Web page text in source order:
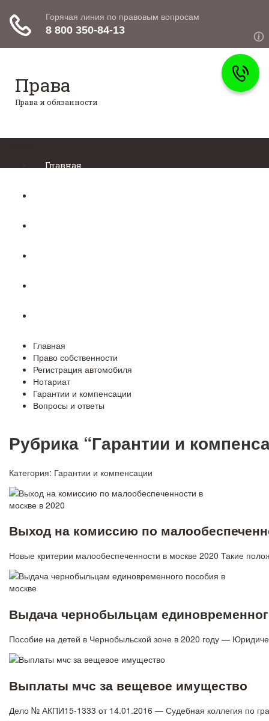
Права
Права и обязанности
Главная
Главная
Право собственности
Регистрация автомобиля
Нотариат
Гарантии и компенсации
Вопросы и ответы
Рубрика “Гарантии и
Категория: Гарантии и компенсации
Выход на комиссию по
Новые критерии малообеспеченности в москве 2020 Такие
Выдача чернобыльцам
Пособие на детей в Чернобыльской зоне в 2020 году —
Выплаты мчс за вещевое имущество
Дело № АКПИ15-1333 от 14.01.2016 — Судебная коллегия по